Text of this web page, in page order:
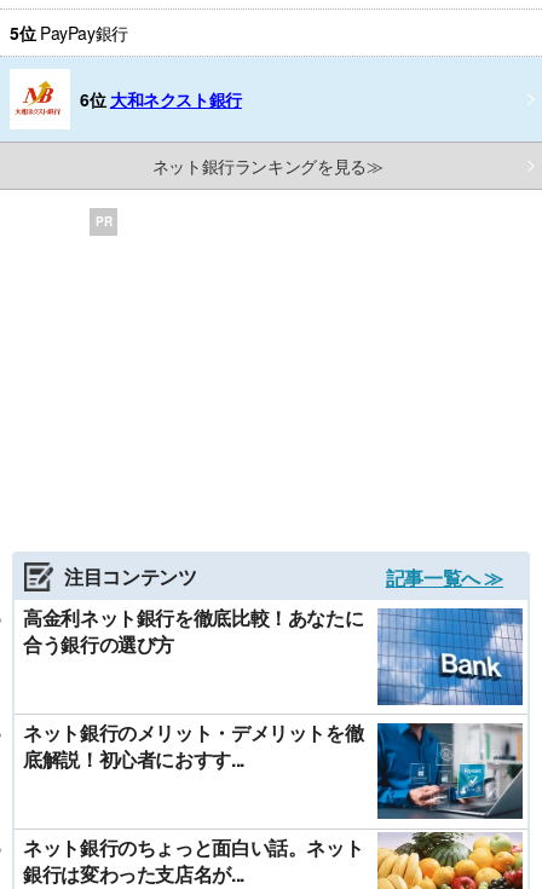
5位 PayPay銀行
6位 大和ネクスト銀行
ネット銀行ランキングを見る≫
PR
注目コンテンツ
記事一覧へ ≫
高金利ネット銀行を徹底比較！あなたに
合う銀行の選び方
ネット銀行のメリット・デメリットを徹
底解説！初心者におすす...
ネット銀行のちょっと面白い話。ネット
銀行は変わった支店名が...